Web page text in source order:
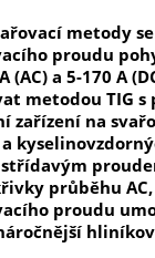
metody se
proudu
(AC) a 5-170 A
metodou TIG s
zařízení na
průběhu
proudu